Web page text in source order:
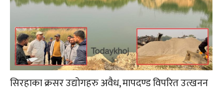
सिरहाका क्रसर उद्योगहरु अवैध, मापदण्ड विपरित उत्खनन